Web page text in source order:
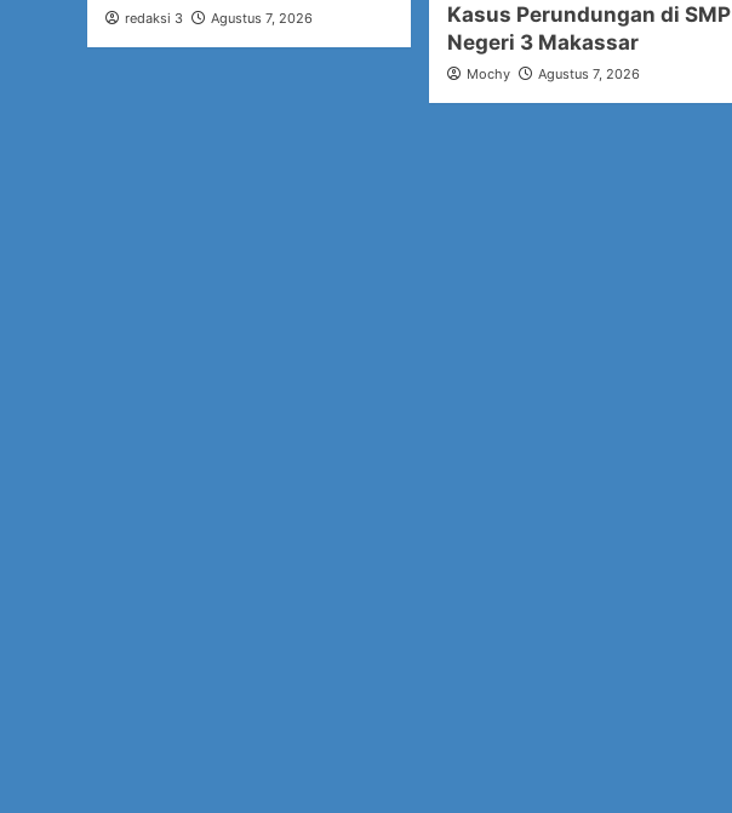
redaksi 3 Agustus 7, 2026
Kasus Perundungan di SMP
Negeri 3 Makassar
Mochy Agustus 7, 2026